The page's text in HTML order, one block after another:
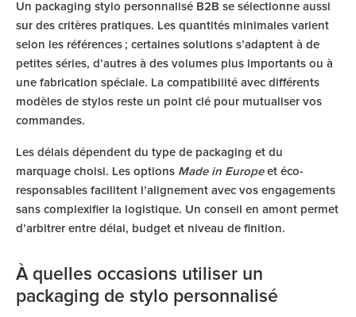
Un packaging stylo personnalisé B2B se sélectionne aussi
sur des critères pratiques. Les quantités minimales varient
selon les références ; certaines solutions s’adaptent à de
petites séries, d’autres à des volumes plus importants ou à
une fabrication spéciale. La compatibilité avec différents
modèles de stylos reste un point clé pour mutualiser vos
commandes.
Les délais dépendent du type de packaging et du
marquage choisi. Les options Made in Europeet éco-
responsables facilitent l’alignement avec vos engagements
sans complexifier la logistique. Un conseil en amont permet
d’arbitrer entre délai, budget et niveau de finition.
À quelles occasions utiliser un
packaging de stylo personnalisé